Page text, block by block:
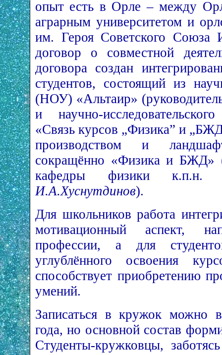
опыт есть в Орле – между
аграрным университетом и
им. Героя Советского Союза
договор о совместной
договора создан
студентов, состоящий из
(НОУ) «Альтаир»
и научно-
«Связь курсов „Физика” и
производством и
сокращённо «Физика и БЖД»
кафедры физики
И.А.Хуснутдинов).
Для школьников работа
мотивационный аспект,
профессии, а для
углублённого освоения
способствует приобретению
умений.
Записаться в кружок можно
года, но основной состав
Студенты-кружковцы,